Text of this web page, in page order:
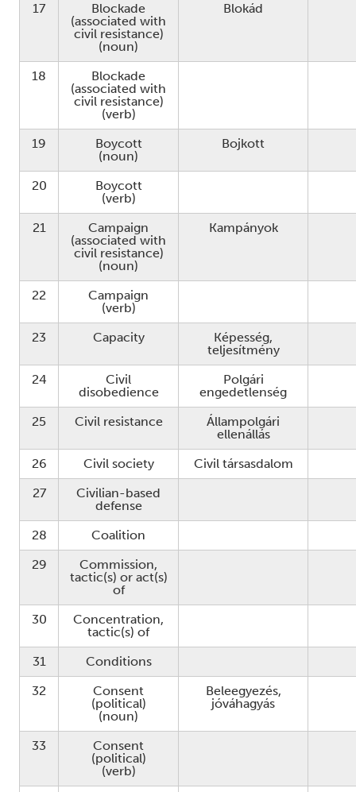
17
Blockade
(associated with
civil resistance)
(noun)
Blokád
18
Blockade
(associated with
civil resistance)
(verb)
19
Boycott
(noun)
Bojkott
20
Boycott
(verb)
21
Campaign
(associated with
civil resistance)
(noun)
Kampányok
22
Campaign
(verb)
23
Capacity
Képesség,
teljesítmény
24
Civil
disobedience
Polgári
engedetlenség
25
Civil resistance
Állampolgári
ellenállás
26
Civil society
Civil társasdalom
27
Civilian-based
defense
28
Coalition
29
Commission,
tactic(s) or act(s)
of
30
Concentration,
tactic(s) of
31
Conditions
32
Consent
(political)
(noun)
Beleegyezés,
jóváhagyás
33
Consent
(political)
(verb)